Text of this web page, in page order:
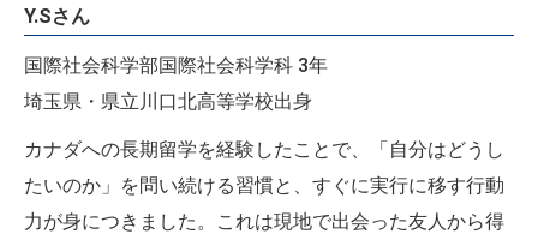
Y.Sさん
国際社会科学部国際社会科学科 3年
埼玉県・県立川口北高等学校出身
カナダへの長期留学を経験したことで、「自分はどうし
たいのか」を問い続ける習慣と、すぐに実行に移す行動
力が身につきました。これは現地で出会った友人から得